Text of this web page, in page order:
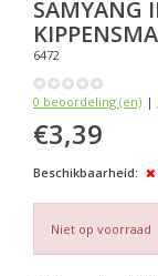
SAMYANG
6472
0 beoordeling (en) |
€3,39
Beschikbaarheid:
Niet op voorraad